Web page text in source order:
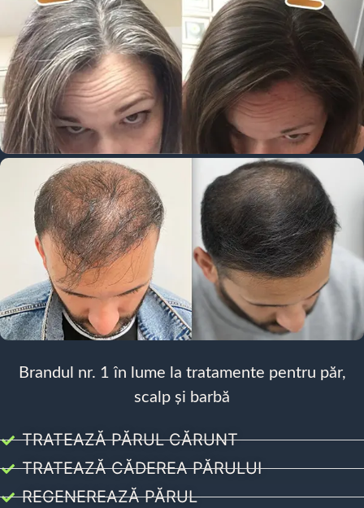
Brandul nr. 1 în lume la tratamente pentru păr,
scalp și barbă
TRATEAZĂ PĂRUL CĂRUNT
TRATEAZĂ CĂDEREA PĂRULUI
REGENEREAZĂ PĂRUL